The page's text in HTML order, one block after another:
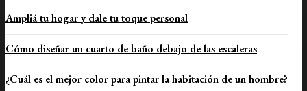
Ampliá tu hogar y dale tu toque personal
Cómo diseñar un cuarto de baño debajo de las escaleras
¿Cuál es el mejor color para pintar la habitación de un hombre?